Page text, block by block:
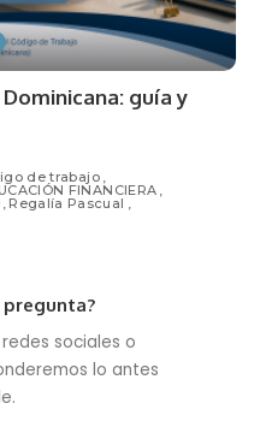
guía y
de trabajo
FINANCIERA
Regalía Pascual
sociales o
lo antes